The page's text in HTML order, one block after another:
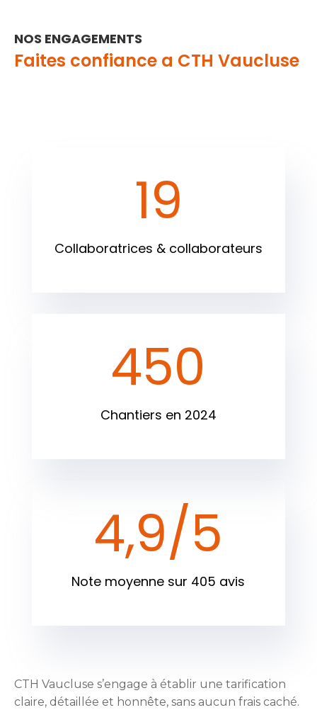
NOS ENGAGEMENTS
Faites confiance a CTH Vaucluse
19
Collaboratrices & collaborateurs
450
Chantiers en 2024
4,9/5
Note moyenne sur 405 avis
CTH Vaucluse s’engage à établir une tarification
claire, détaillée et honnête, sans aucun frais caché.